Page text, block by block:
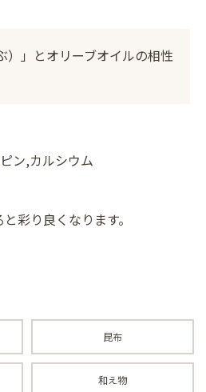
）」とオリーブオイルの相性
ン,カルシウム
彩り良くなります。
昆布
和え物